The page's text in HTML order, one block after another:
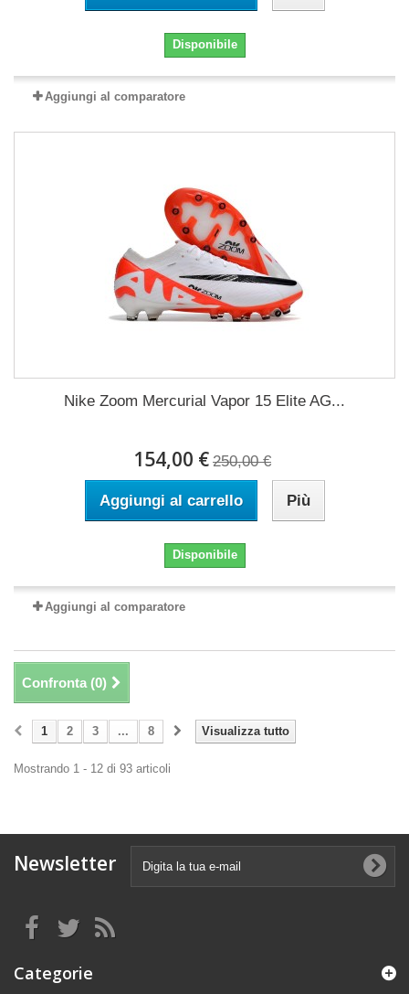
Disponibile
Aggiungi al comparatore
Nike Zoom Mercurial Vapor 15 Elite AG...
154,00 € 250,00 €
Aggiungi al carrello Più
Disponibile
Aggiungi al comparatore
Confronta (0)
Visualizza tutto
1 2 3 ... 8
Mostrando 1 - 12 di 93 articoli
Newsletter
Categorie